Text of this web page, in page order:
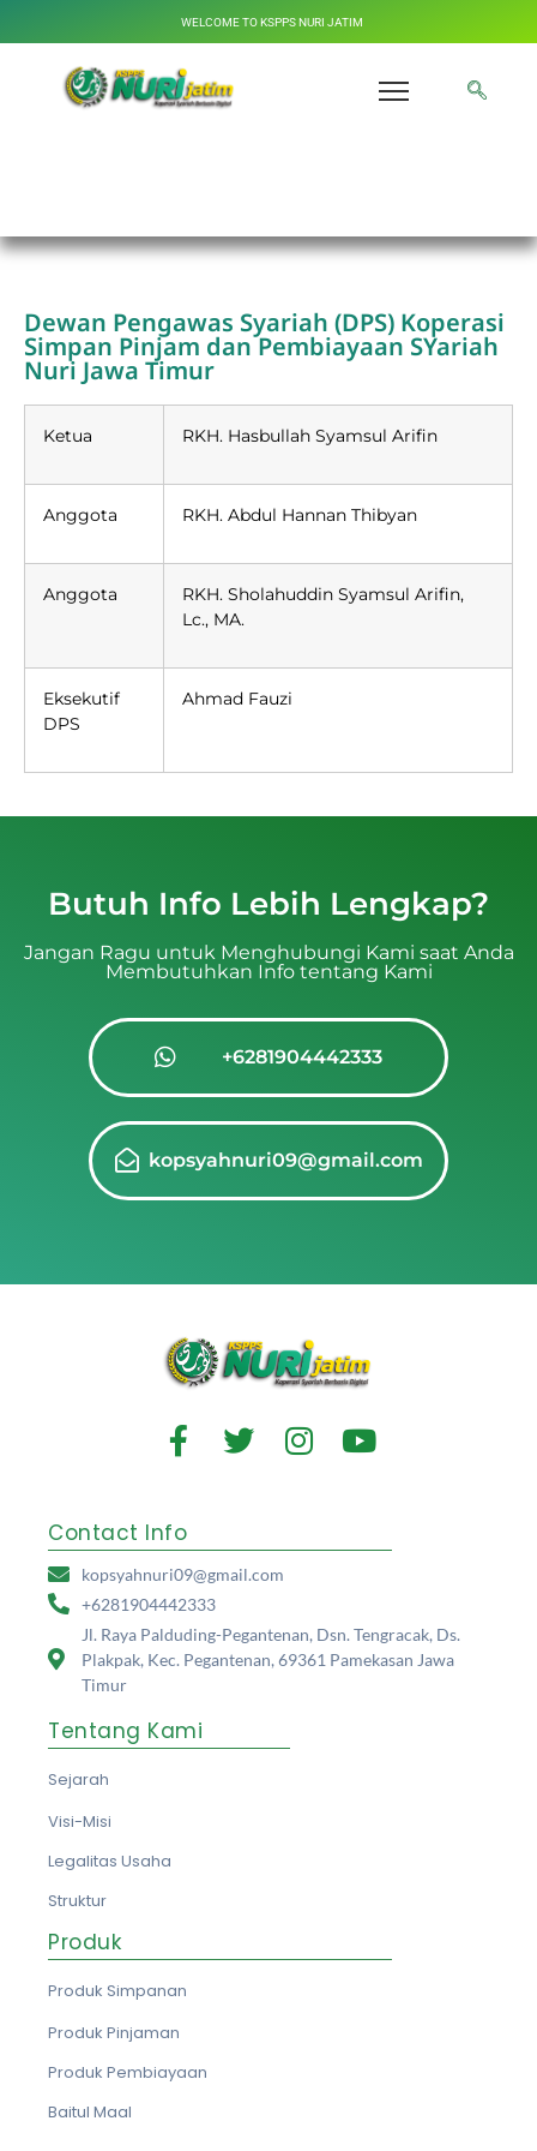
WELCOME TO KSPPS NURI JATIM
Dewan Pengawas Syariah (DPS) Koperasi
Simpan Pinjam dan Pembiayaan SYariah
Nuri Jawa Timur
Ketua RKH. Hasbullah Syamsul Arifin
Anggota RKH. Abdul Hannan Thibyan
Anggota
RKH. Sholahuddin Syamsul Arifin,
Lc., MA.
Eksekutif
DPS
Ahmad Fauzi
Butuh Info Lebih Lengkap?
Jangan Ragu untuk Menghubungi Kami saat Anda
Membutuhkan Info tentang Kami
+6281904442333
kopsyahnuri09@gmail.com
Contact Info
kopsyahnuri09@gmail.com
+6281904442333
Jl. Raya Palduding-Pegantenan, Dsn. Tengracak, Ds.
Plakpak, Kec. Pegantenan, 69361 Pamekasan Jawa
Timur
Tentang Kami
Sejarah
Visi-Misi
Legalitas Usaha
Struktur
Produk
Produk Simpanan
Produk Pinjaman
Produk Pembiayaan
Baitul Maal